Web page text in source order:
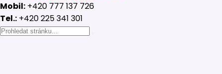
Mobil: +420 777 137 726
Tel.: +420 225 341 301